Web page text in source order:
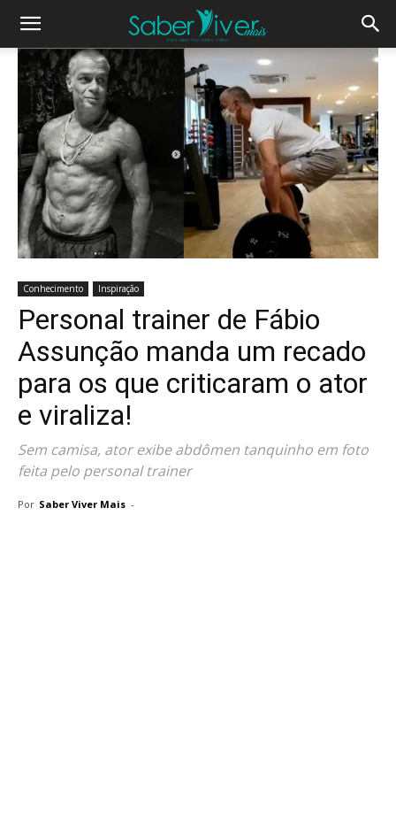
Conhecimento Inspiração
Personal trainer de Fábio
Assunção manda um recado
para os que criticaram o ator
e viraliza!
Sem camisa, ator exibe abdômen tanquinho em foto
feita pelo personal trainer
Por Saber Viver Mais -